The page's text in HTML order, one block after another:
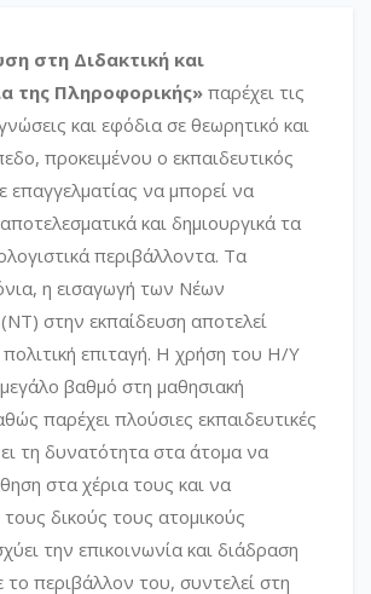
στη Διδακτική και
της Πληροφορικής» παρέχει τις
και εφόδια σε θεωρητικό και
προκειμένου ο εκπαιδευτικός
επαγγελματίας να μπορεί να
και δημιουργικά τα
περιβάλλοντα. Τα
η εισαγωγή των Νέων
στην εκπαίδευση αποτελεί
πολιτική επιταγή. Η χρήση του Η/Υ
βαθμό στη μαθησιακή
παρέχει πλούσιες εκπαιδευτικές
τη δυνατότητα στα άτομα να
στα χέρια τους και να
δικούς τους ατομικούς
την επικοινωνία και διάδραση
το περιβάλλον του, συντελεί στη